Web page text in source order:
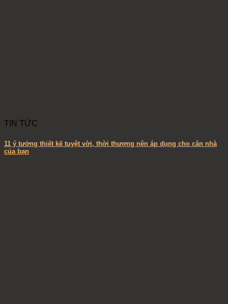
TIN TỨC
11 ý tưởng thiết kế tuyệt vời, thời thượng nên áp dụng cho căn nhà
của bạn